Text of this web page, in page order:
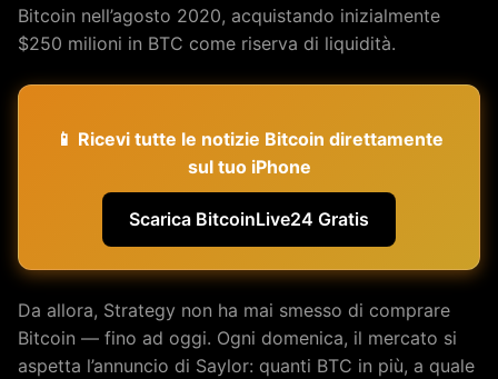
Bitcoin nell’agosto 2020, acquistando inizialmente
$250 milioni in BTC come riserva di liquidità.
📱 Ricevi tutte le notizie Bitcoin direttamente
sul tuo iPhone
Scarica BitcoinLive24 Gratis
Da allora, Strategy non ha mai smesso di comprare
Bitcoin — fino ad oggi. Ogni domenica, il mercato si
aspetta l’annuncio di Saylor: quanti BTC in più, a quale